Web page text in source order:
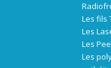
Les fils
Les
Les
Les